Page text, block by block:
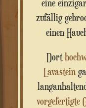
eine
zufällig
einen
Dort
Lavastein
vorgefertigte